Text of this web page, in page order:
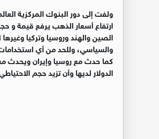
ولفت إلى دور البنوك المركزية
ارتفاع أسعار الذهب يرفع قيمة و
الصين والهند وروسيا وتركيا
والسياسي، وللحد من أي استخدامات
كما حدث مع روسيا وإيران ويحدث
الدولار لديها وأن تزيد حجم